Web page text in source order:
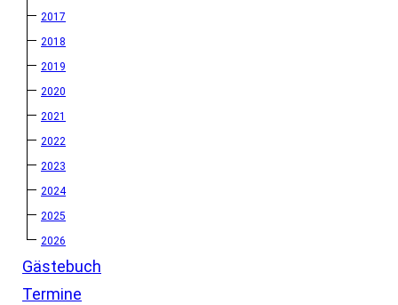
2017
2018
2019
2020
2021
2022
2023
2024
2025
2026
Gästebuch
Termine